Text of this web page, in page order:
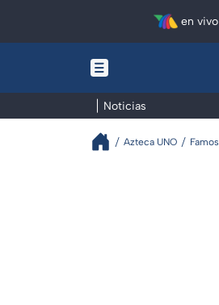
en vivo
Noticias
Azteca UNO